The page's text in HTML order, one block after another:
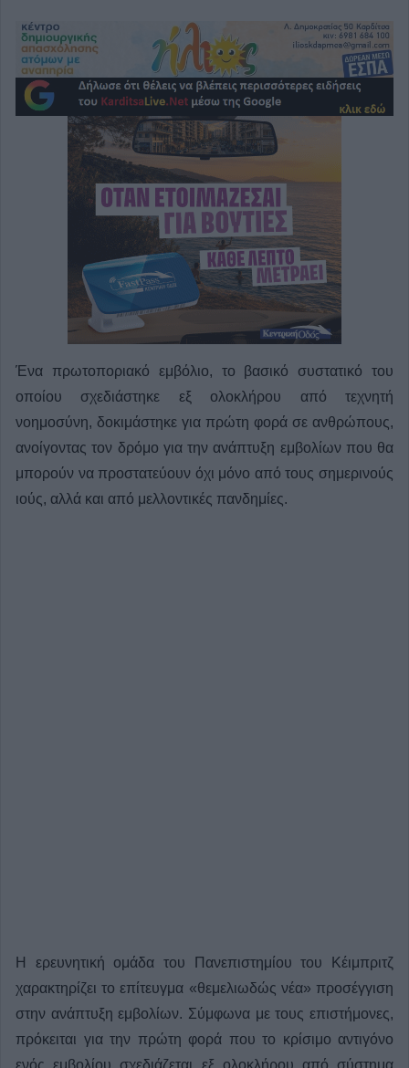
Ένα πρωτοποριακό εμβόλιο, το βασικό συστατικό του
οποίου σχεδιάστηκε εξ ολοκλήρου από τεχνητή
νοημοσύνη, δοκιμάστηκε για πρώτη φορά σε ανθρώπους,
ανοίγοντας τον δρόμο για την ανάπτυξη εμβολίων που θα
μπορούν να προστατεύουν όχι μόνο από τους σημερινούς
ιούς, αλλά και από μελλοντικές πανδημίες.
Η ερευνητική ομάδα του Πανεπιστημίου του Κέιμπριτζ
χαρακτηρίζει το επίτευγμα «θεμελιωδώς νέα» προσέγγιση
στην ανάπτυξη εμβολίων. Σύμφωνα με τους επιστήμονες,
πρόκειται για την πρώτη φορά που το κρίσιμο αντιγόνο
ενός εμβολίου σχεδιάζεται εξ ολοκλήρου από σύστημα